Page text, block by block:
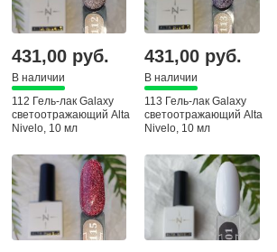
431,00 руб.
В наличии
112 Гель-лак Galaxy
светоотражающий Alta
Nivelo, 10 мл
431,00 руб.
В наличии
113 Гель-лак Galaxy
светоотражающий Alta
Nivelo, 10 мл